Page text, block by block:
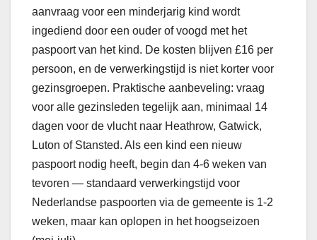
aanvraag voor een minderjarig kind wordt
ingediend door een ouder of voogd met het
paspoort van het kind. De kosten blijven £16 per
persoon, en de verwerkingstijd is niet korter voor
gezinsgroepen. Praktische aanbeveling: vraag
voor alle gezinsleden tegelijk aan, minimaal 14
dagen voor de vlucht naar Heathrow, Gatwick,
Luton of Stansted. Als een kind een nieuw
paspoort nodig heeft, begin dan 4-6 weken van
tevoren — standaard verwerkingstijd voor
Nederlandse paspoorten via de gemeente is 1-2
weken, maar kan oplopen in het hoogseizoen